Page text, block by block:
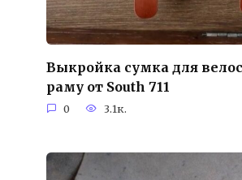
Выкройка сумка для
раму от South 711
0 3.1к.